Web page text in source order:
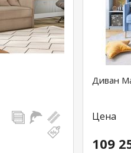
Диван
Цена
109